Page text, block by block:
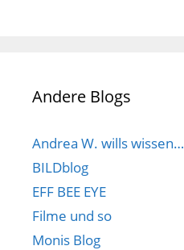
Andere Blogs
Andrea W. wills wissen…
BILDblog
EFF BEE EYE
Filme und so
Monis Blog